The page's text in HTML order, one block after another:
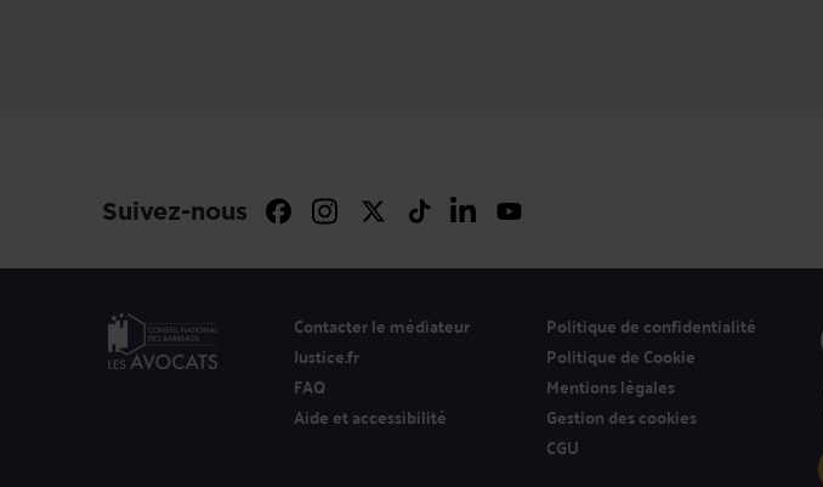
Suivez-nous
Contacter le médiateur
Justice.fr
FAQ
Aide et accessibilité
Politique de confidentialité
Politique de Cookie
Mentions légales
Gestion des cookies
CGU